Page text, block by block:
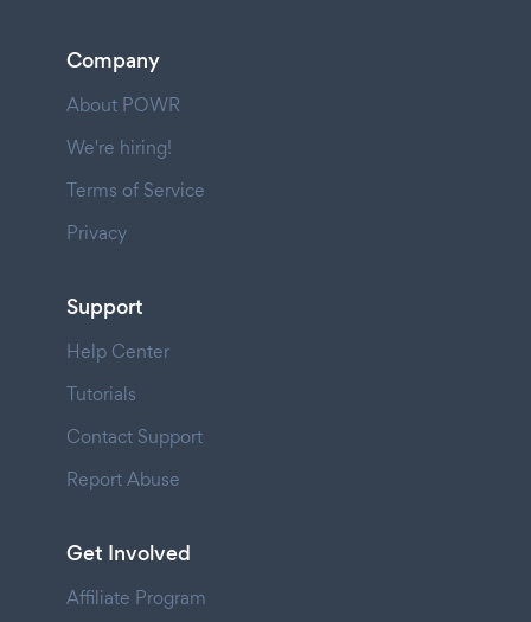
Company
About POWR
We're hiring!
Terms of Service
Privacy
Support
Help Center
Tutorials
Contact Support
Report Abuse
Get Involved
Affiliate Program